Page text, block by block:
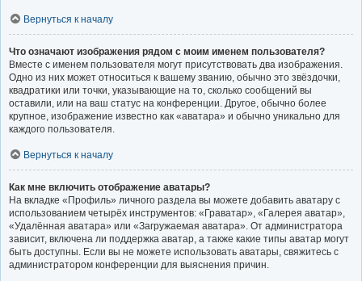
Вернуться к началу
Что означают изображения рядом с моим именем пользователя?
Вместе с именем пользователя могут присутствовать два изображения.
Одно из них может относиться к вашему званию, обычно это звёздочки,
квадратики или точки, указывающие на то, сколько сообщений вы
оставили, или на ваш статус на конференции. Другое, обычно более
крупное, изображение известно как «аватара» и обычно уникально для
каждого пользователя.
Вернуться к началу
Как мне включить отображение аватары?
На вкладке «Профиль» личного раздела вы можете добавить аватару с
использованием четырёх инструментов: «Граватар», «Галерея аватар»,
«Удалённая аватара» или «Загружаемая аватара». От администратора
зависит, включена ли поддержка аватар, а также какие типы аватар могут
быть доступны. Если вы не можете использовать аватары, свяжитесь с
администратором конференции для выяснения причин.